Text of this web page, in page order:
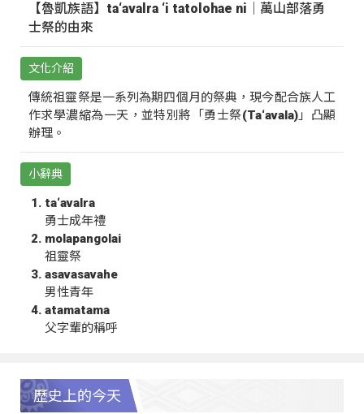
【魯凱族語】ta‘avalra ‘i tatolohae ni｜萬山部落勇
士祭的由來
文化介紹
傳統祖靈祭是一系列為期四個月的祭典，現今配合族人工
作求學濃縮為一天，並特別將「勇士祭(Ta‘avala)」凸顯
辦理。
小辭典
ta‘avalra
勇士成年禮
molapangolai
祖靈祭
asavasavahe
男性青年
atamatama
父字輩的稱呼
歷史上的今天